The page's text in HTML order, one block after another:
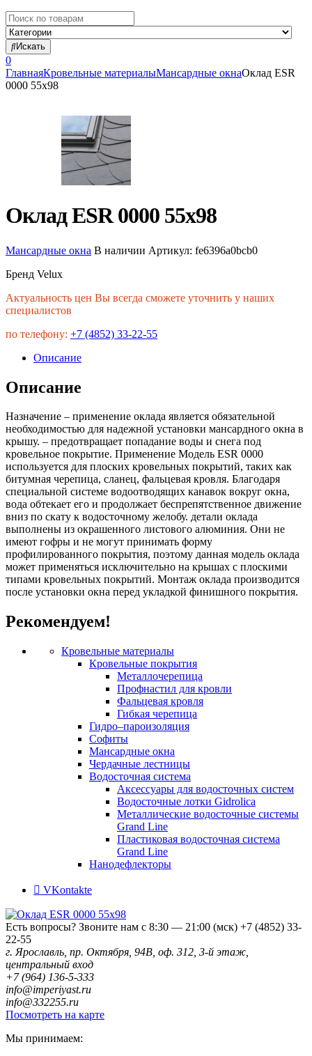
Search
for:
Искать
0
ГлавнаяКровельные материалыМансардные окнаОклад ESR
0000 55х98
Оклад ESR 0000 55х98
Мансардные окна В наличии Артикул: fe6396a0bcb0
Бренд Velux
Актуальность цен Вы всегда сможете уточнить у наших
специалистов
по телефону: +7 (4852) 33-22-55
Описание
Описание
Назначение – применение оклада является обязательной
необходимостью для надежной установки мансардного окна в
крышу. – предотвращает попадание воды и снега под
кровельное покрытие. Применение Модель ESR 0000
используется для плоских кровельных покрытий, таких как
битумная черепица, сланец, фальцевая кровля. Благодаря
специальной системе водоотводящих канавок вокруг окна,
вода обтекает его и продолжает беспрепятственное движение
вниз по скату к водосточному желобу. детали оклада
выполнены из окрашенного листового алюминия. Они не
имеют гофры и не могут принимать форму
профилированного покрытия, поэтому данная модель оклада
может применяться исключительно на крышах с плоскими
типами кровельных покрытий. Монтаж оклада производится
после установки окна перед укладкой финишного покрытия.
Рекомендуем!
Кровельные материалы
Кровельные покрытия
Металлочерепица
Профнастил для кровли
Фальцевая кровля
Гибкая черепица
Гидро–пароизоляция
Софиты
Мансардные окна
Чердачные лестницы
Водосточная система
Аксессуары для водосточных систем
Водосточные лотки Gidrolica
Металлические водосточные системы
Grand Line
Пластиковая водосточная система
Grand Line
Нанодефлекторы
VKontakte
Есть вопросы? Звоните нам с 8:30 — 21:00 (мск) +7 (4852) 33-
22-55
г. Ярославль, пр. Октября, 94В, оф. 312, 3-й этаж,
центральный вход
+7 (964) 136-5-333
info@imperiyast.ru
info@332255.ru
Посмотреть на карте
Мы принимаем: